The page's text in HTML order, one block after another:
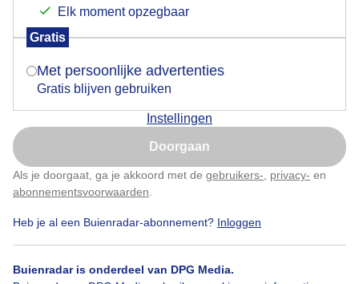
Elk moment opzegbaar
Gratis
Met persoonlijke advertenties
Gratis blijven gebruiken
Instellingen
Doorgaan
Als je doorgaat, ga je akkoord met de gebruikers- privacy- en
abonnementsvoorwaarden
Heb je al een Buienradar-abonnement? Inloggen
Buienradar is onderdeel van DPG Media.
Voor vaderdag. Vanmiddag. Fijne dag. Gr Dilia
Is goed, toon de popup
Nu niet, misschien later
Klik hierom dit aan te passen